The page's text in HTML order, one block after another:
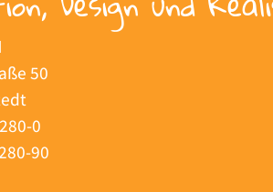
50
0
90